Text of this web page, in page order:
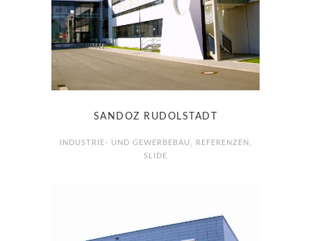
SANDOZ RUDOLSTADT
INDUSTRIE- UND GEWERBEBAU REFERENZEN
SLIDE